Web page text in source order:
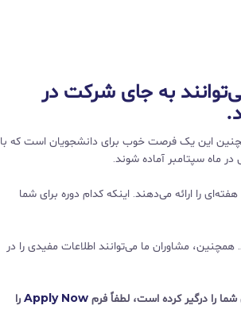
به جای شرکت در
این یک فرصت خوب برای دانشجویان است که با
دانشگاه‌ها دوره‌های Pre-sessional متنوعی از جمله دوره‌های 6 ، 8 ، 12 ، 19 ، 24 ، 36 ، 44 هفته‌ای را ارائه می‌دهند. اینکه کدام دوره برای شما
همچنین، مشاوران ما می‌توانند اطلاعات مفیدی را در
را درگیر کرده است، لطفاً فرم Apply Now را